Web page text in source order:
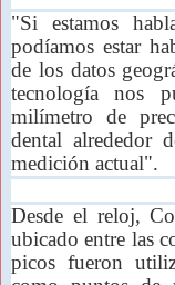
"Si estamos
podíamos estar
de los datos
tecnología nos
milímetro de
dental alrededor
medición actual".
Desde el reloj,
ubicado entre las
picos fueron